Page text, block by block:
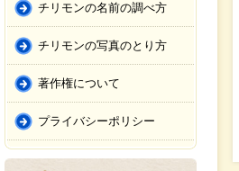
チリモンの名前の調べ方
チリモンの写真のとり方
著作権について
プライバシーポリシー